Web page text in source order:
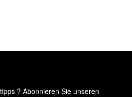
? Abonnieren Sie unseren